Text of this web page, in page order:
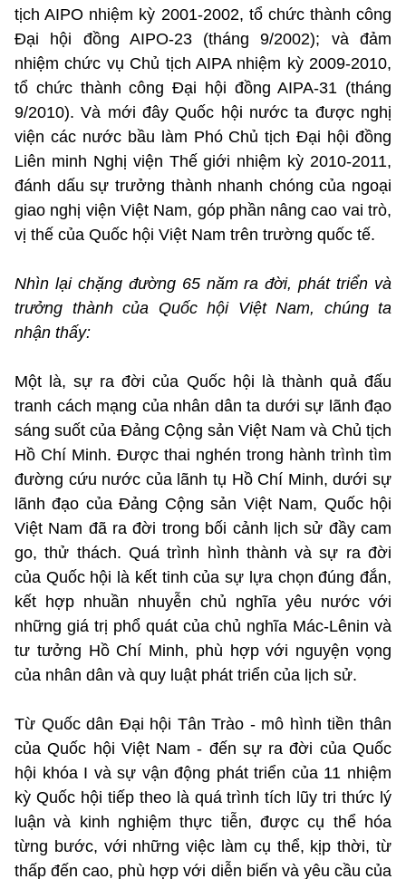
tịch AIPO nhiệm kỳ 2001-2002, tổ chức thành công
Đại hội đồng AIPO-23 (tháng 9/2002); và đảm
nhiệm chức vụ Chủ tịch AIPA nhiệm kỳ 2009-2010,
tổ chức thành công Đại hội đồng AIPA-31 (tháng
9/2010). Và mới đây Quốc hội nước ta được nghị
viện các nước bầu làm Phó Chủ tịch Đại hội đồng
Liên minh Nghị viện Thế giới nhiệm kỳ 2010-2011,
đánh dấu sự trưởng thành nhanh chóng của ngoại
giao nghị viện Việt Nam, góp phần nâng cao vai trò,
vị thế của Quốc hội Việt Nam trên trường quốc tế.
Nhìn lại chặng đường 65 năm ra đời, phát triển và
trưởng thành của Quốc hội Việt Nam, chúng ta
nhận thấy:
Một là, sự ra đời của Quốc hội là thành quả đấu
tranh cách mạng của nhân dân ta dưới sự lãnh đạo
sáng suốt của Đảng Cộng sản Việt Nam và Chủ tịch
Hồ Chí Minh. Được thai nghén trong hành trình tìm
đường cứu nước của lãnh tụ Hồ Chí Minh, dưới sự
lãnh đạo của Đảng Cộng sản Việt Nam, Quốc hội
Việt Nam đã ra đời trong bối cảnh lịch sử đầy cam
go, thử thách. Quá trình hình thành và sự ra đời
của Quốc hội là kết tinh của sự lựa chọn đúng đắn,
kết hợp nhuần nhuyễn chủ nghĩa yêu nước với
những giá trị phổ quát của chủ nghĩa Mác-Lênin và
tư tưởng Hồ Chí Minh, phù hợp với nguyện vọng
của nhân dân và quy luật phát triển của lịch sử.
Từ Quốc dân Đại hội Tân Trào - mô hình tiền thân
của Quốc hội Việt Nam - đến sự ra đời của Quốc
hội khóa I và sự vận động phát triển của 11 nhiệm
kỳ Quốc hội tiếp theo là quá trình tích lũy tri thức lý
luận và kinh nghiệm thực tiễn, được cụ thể hóa
từng bước, với những việc làm cụ thể, kịp thời, từ
thấp đến cao, phù hợp với diễn biến và yêu cầu của